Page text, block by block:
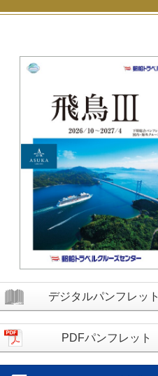
デジタルパンフレット
PDFパンフレット